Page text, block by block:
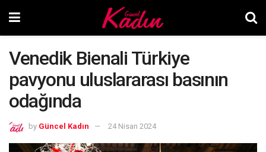
Venedik Bienali Türkiye
pavyonu uluslararası basının
odağında
by Güncel Kadın 24 Nisan 2024